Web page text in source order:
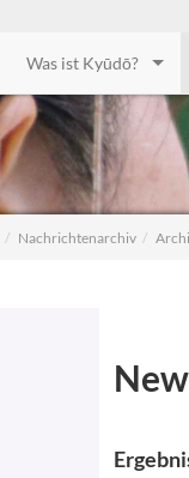
Was ist Kyūdō?
Nachrichtenarchiv